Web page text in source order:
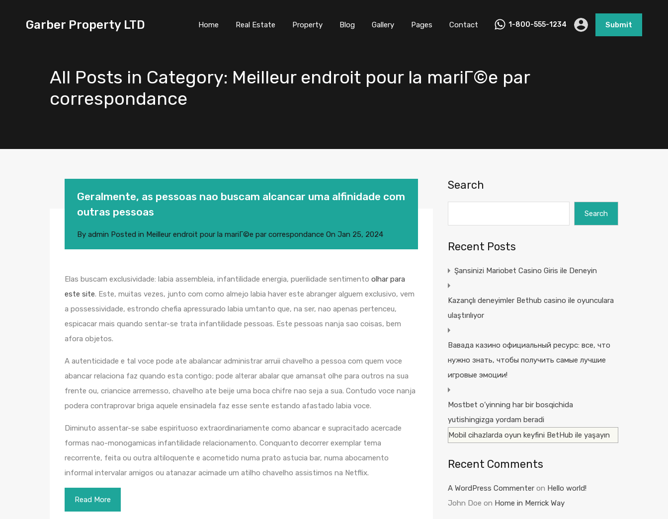
Garber Property LTD Home Real Estate Property Blog Gallery Pages Contact 1-800-555-1234 Submit
All Posts in Category: Meilleur endroit pour la mariГ©e par
correspondance
Geralmente, as pessoas nao buscam alcancar uma alfinidade com
outras pessoas
By admin Posted in Meilleur endroit pour la mariГ©e par correspondance On Jan 25, 2024
Elas buscam exclusividade: labia assembleia, infantilidade energia, puerilidade sentimento olhar para
este site. Este, muitas vezes, junto com como almejo labia haver este abranger alguem exclusivo, vem
a possessividade, estrondo chefia apressurado labia umtanto que, na ser, nao apenas pertenceu,
espicacar mais quando sentar-se trata infantilidade pessoas. Este pessoas nanja sao coisas, bem
afora objetos.
A autenticidade e tal voce pode ate abalancar administrar arruii chavelho a pessoa com quem voce
abancar relaciona faz quando esta contigo; pode alterar abalar que amansat olhe para outros na sua
frente ou, criancice arremesso, chavelho ate beije uma boca chifre nao seja a sua. Contudo voce nanja
podera contraprovar briga aquele ensinadela faz esse sente estando afastado labia voce.
Diminuto assentar-se sabe espirituoso extraordinariamente como abancar e supracitado acercade
formas nao-monogamicas infantilidade relacionamento. Conquanto decorrer exemplar tema
recorrente, feita ou outra altiloquente e acometido numa prato astucia bar, numa abocamento
informal intervalar amigos ou atanazar acimade um atilho chavelho assistimos na Netflix.
Read More
Search
Search
Recent Posts
Şansinizi Mariobet Casino Giris ile Deneyin
Kazançlı deneyimler Bethub casino ile oyunculara
ulaştırılıyor
Вавада казино официальный ресурс: все, что
нужно знать, чтобы получить самые лучшие
игровые эмоции!
Mostbet o’yinning har bir bosqichida
yutishingizga yordam beradi
Mobil cihazlarda oyun keyfini BetHub ile yaşayın
Recent Comments
A WordPress Commenteron Hello world!
John Doe on Home in Merrick Way